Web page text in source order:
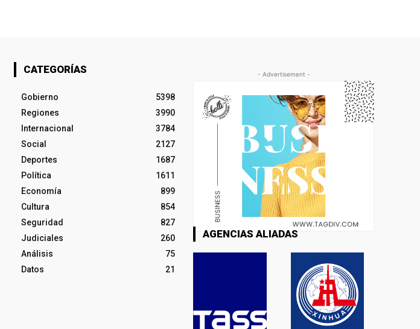
CATEGORÍAS
Gobierno
5398
Regiones
3990
Internacional
3784
Social
2127
Deportes
1687
Política
1611
Economía
899
Cultura
854
Seguridad
827
Judiciales
260
Análisis
75
Datos
21
- Advertisement -
AGENCIAS ALIADAS